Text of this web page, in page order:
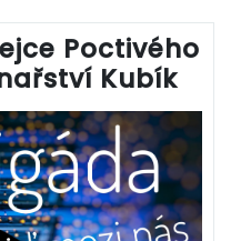
Poctivého
Kubík